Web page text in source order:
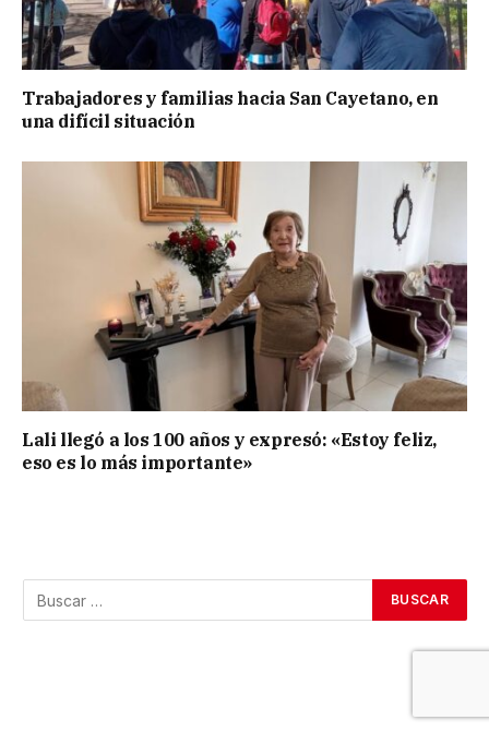
Trabajadores y familias hacia San Cayetano, en
una difícil situación
Lali llegó a los 100 años y expresó: «Estoy feliz,
eso es lo más importante»